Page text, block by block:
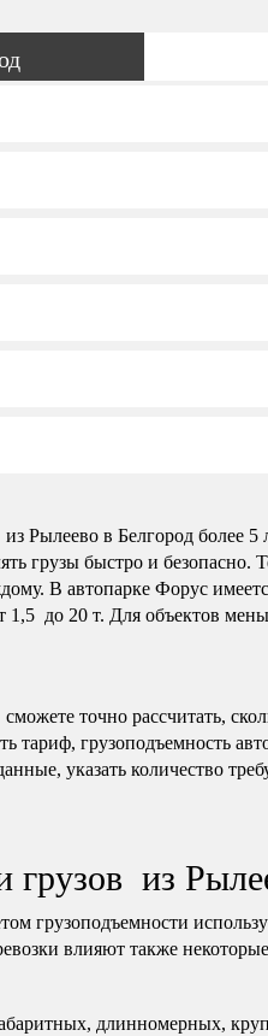
Рылеево в Белгород более 5
грузы быстро и
В автопарке Форус
до 20 т. Для объектов
точно рассчитать,
тариф, грузоподъемность
указать количество
грузов из
грузоподъемности
влияют также
длинномерных,